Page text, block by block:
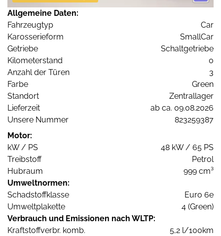
Allgemeine Daten:
Fahrzeugtyp
Car
Karosserieform
SmallCar
Getriebe
Schaltgetriebe
Kilometerstand
0
Anzahl der Türen
3
Farbe
Green
Standort
Zentrallager
Lieferzeit
ab ca. 09.08.2026
Unsere Nummer
823259387
Motor:
kW / PS
48 kW / 65 PS
Treibstoff
Petrol
Hubraum
999 cm³
Umweltnormen:
Schadstoffklasse
Euro 6e
Umweltplakette
4 (Green)
Verbrauch und Emissionen nach WLTP:
Kraftstoffverbr. komb.
5,2 l/100km